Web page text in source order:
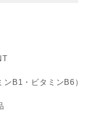
B1・ビタミンB6）